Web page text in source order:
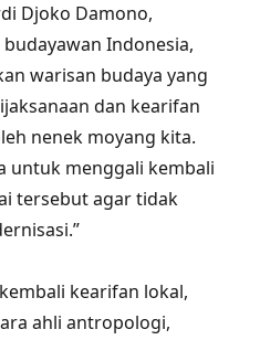
Djoko Damono,
Indonesia,
warisan budaya yang
dan kearifan
nenek moyang kita.
untuk menggali kembali
tersebut agar tidak
kearifan lokal,
ahli antropologi,